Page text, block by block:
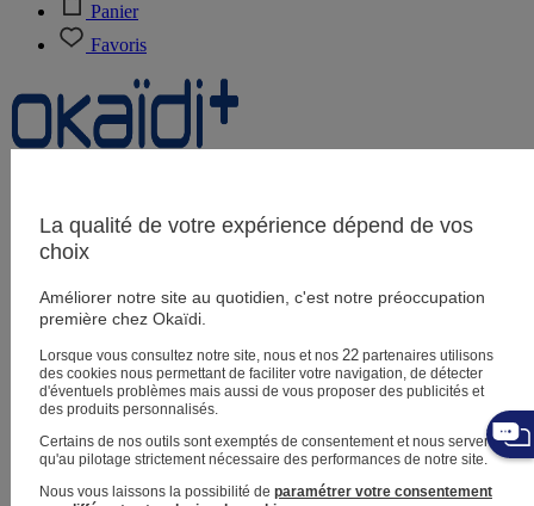
Panier
Favoris
Magasins
Aide et contact
Livraison
Retour
Bébé fille3 mois - 5 ans
La qualité de votre expérience dépend de vos
choix
Améliorer notre site au quotidien, c'est notre préoccupation
première chez Okaïdi.
Lorsque vous consultez notre site, nous et nos 22partenaires utilisons
des cookies nous permettant de faciliter votre navigation, de détecter
d'éventuels problèmes mais aussi de vous proposer des publicités et
des produits personnalisés.
Certains de nos outils sont exemptés de consentement et nous servent
qu'au pilotage strictement nécessaire des performances de notre site.
Nous vous laissons la possibilité de paramétrer votre consentement